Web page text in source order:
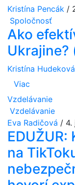
Kristína Pencák /
Spoločnosť
Ako
Ukrajine?
Kristína Hudeková
Viac
Vzdelávanie
Vzdelávanie
Eva Radičová / 4.
na